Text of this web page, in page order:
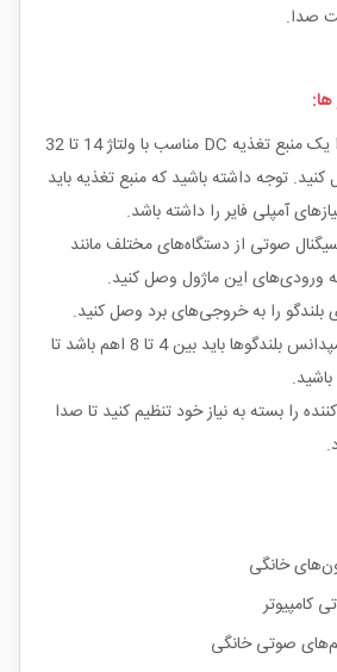
صدا.
اتصال منبع تغذیه: ابتدا یک منبع تغذیه DC مناسب با ولتاژ 14 تا 32
توجه داشته باشید که منبع تغذیه باید
آمپلی فایر را داشته باشد.
صوتی از دستگاه‌های مختلف مانند
بلندگو را به خروجی‌های برد وصل کنید.
توجه داشته باشید که امپدانس بلندگوها باید بین 4 تا 8 اهم باشد تا
را بسته به نیاز خود تنظیم کنید تا صدا
خانگی
کامپیوتر
صوتی خانگی